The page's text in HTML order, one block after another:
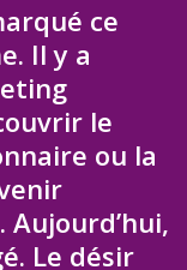
ce
Il y a
le
ou la
Le désir